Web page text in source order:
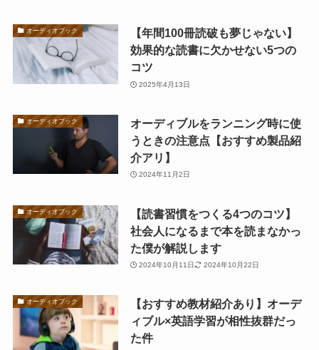
オーディオブック
【年間100冊読破も夢じゃない】
効果的な読書に欠かせない5つの
コツ
2025年4月13日
オーディオブック
オーディブルをランニング時に使
うときの注意点【おすすめ製品紹
介アリ】
2024年11月2日
オーディオブック
【読書習慣をつくる4つのコツ】
社会人になるまで本を読まなかっ
た僕が解説します
2024年10月11日 2024年10月22日
オーディオブック
【おすすめ教材紹介あり】オーデ
ィブル×英語学習が相性抜群だっ
た件